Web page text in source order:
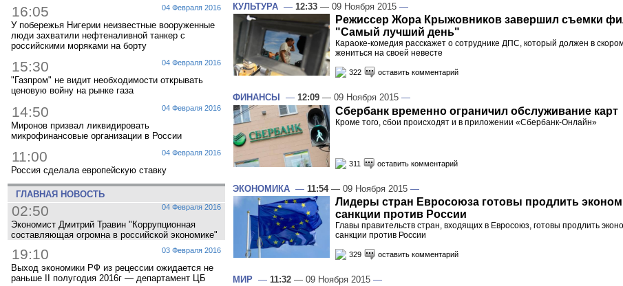
04 Февраля 2016
16:05
У побережья Нигерии неизвестные вооруженные
люди захватили нефтеналивной танкер с
российскими моряками на борту
04 Февраля 2016
15:30
"Газпром" не видит необходимости открывать
ценовую войну на рынке газа
04 Февраля 2016
14:50
Миронов призвал ликвидировать
микрофинансовые организации в России
04 Февраля 2016
11:00
Россия сделала европейскую ставку
ГЛАВНАЯ НОВОСТЬ
04 Февраля 2016
02:50
Экономист Дмитрий Травин "Коррупционная
составляющая огромна в российской экономике"
03 Февраля 2016
19:10
Выход экономики РФ из рецессии ожидается не
раньше II полугодия 2016г — департамент ЦБ
КУЛЬТУРА — 12:33 — 09 Ноября 2015 —
Режиссер Жора Крыжовников завершил съемки
"Самый лучший день"
Караоке-комедия расскажет о сотруднике ДПС, который должен в
жениться на своей невесте
322 оставить комментарий
ФИНАНСЫ — 12:09 — 09 Ноября 2015 —
Сбербанк временно ограничил обслуживание карт
Кроме того, сбои происходят и в приложении «Сбербанк-Онлайн»
311 оставить комментарий
ЭКОНОМИКА — 11:54— 09 Ноября 2015 —
Лидеры стран Евросоюза готовы продлить
санкции против России
Главы правительств стран, входящих в Евросоюз, готовы продлить
санкции против России
329 оставить комментарий
МИР — 11:32 — 09 Ноября 2015 —